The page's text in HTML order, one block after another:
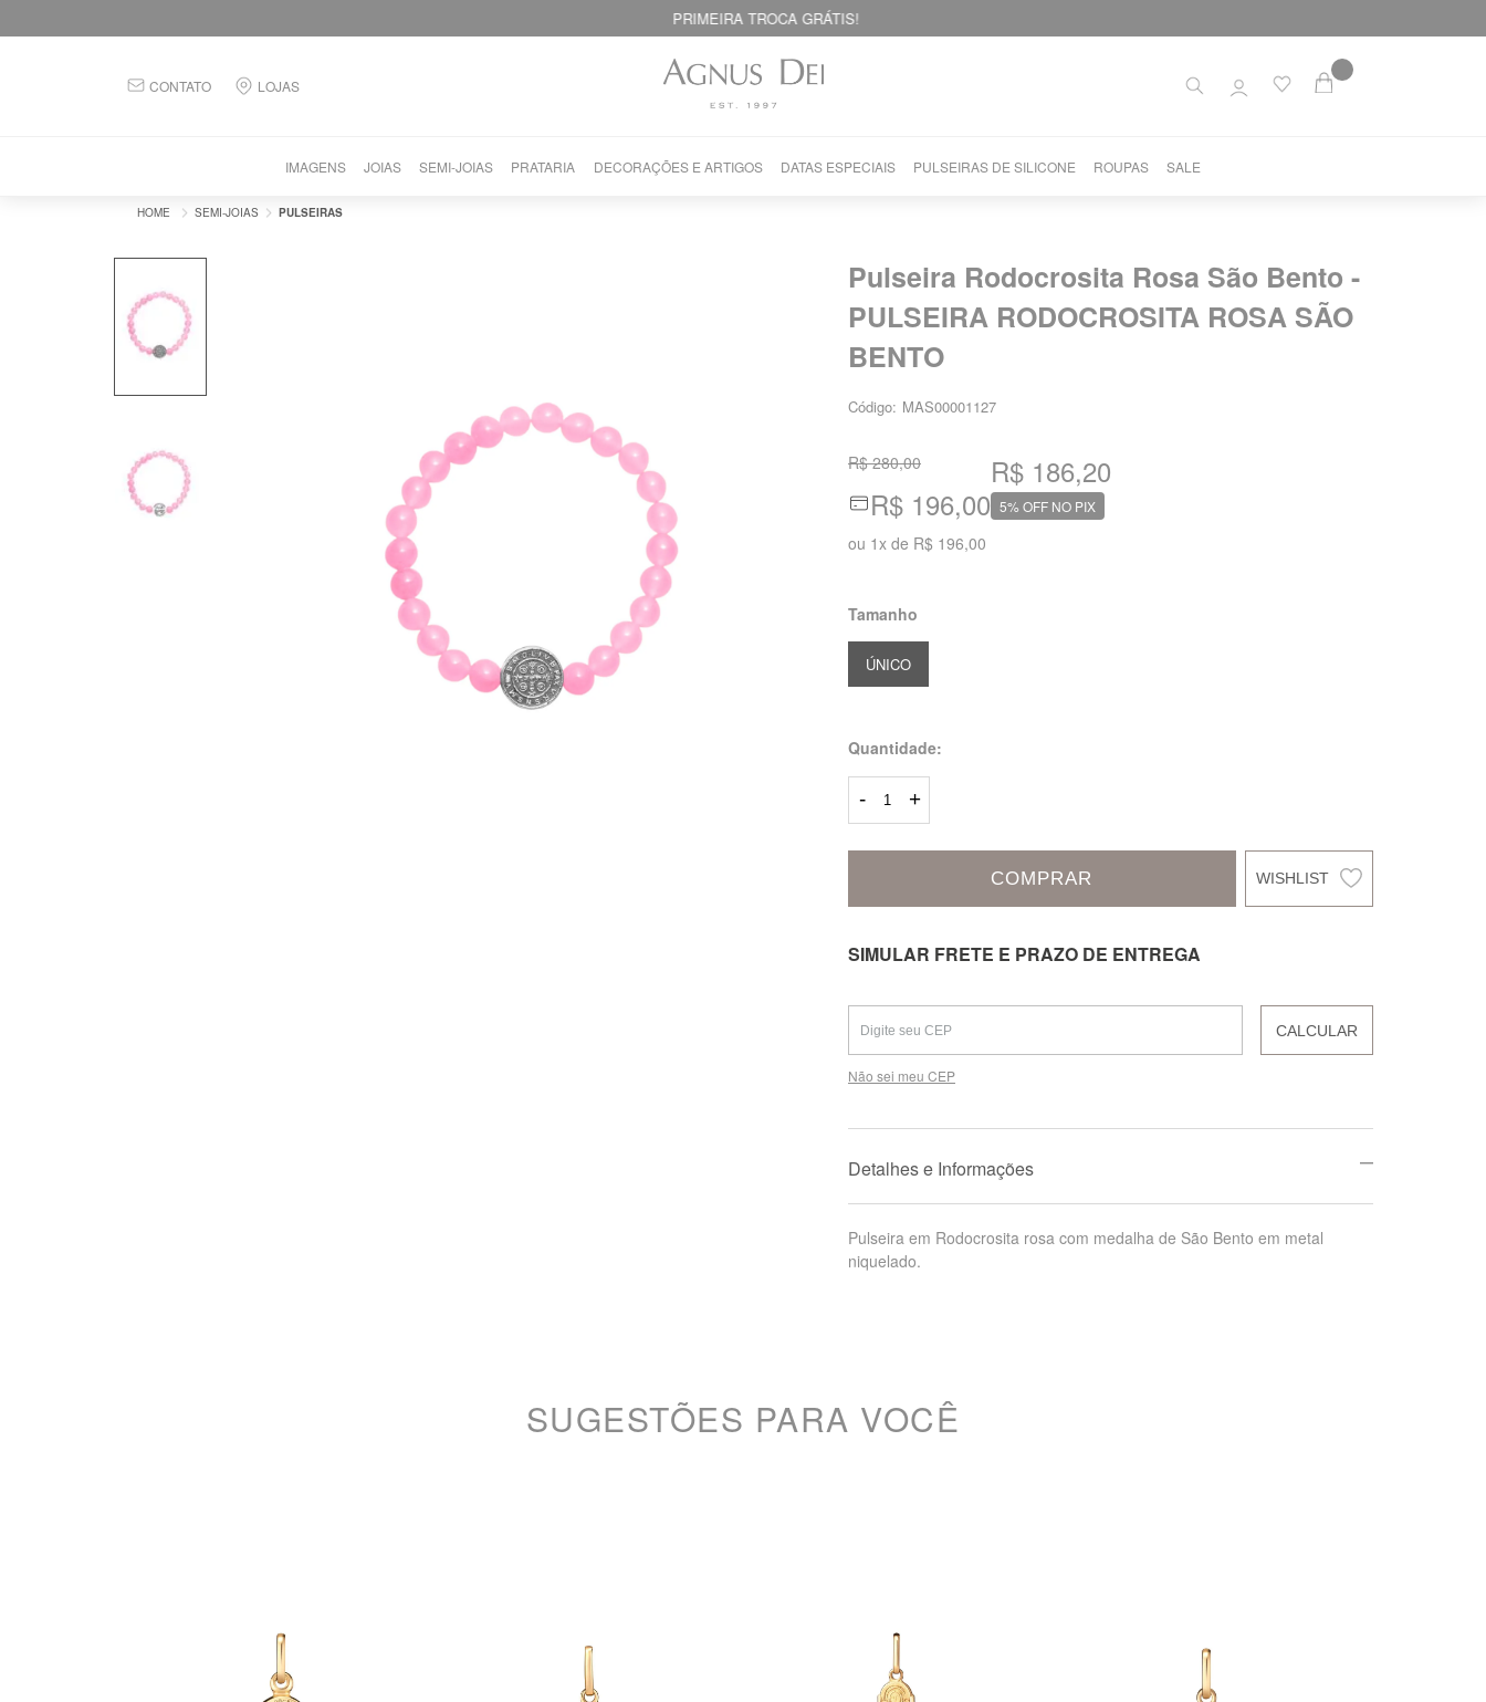
PRIMEIRA TROCA GRÁTIS!
CONTATO LOJAS
IMAGENS JOIAS SEMI-JOIAS PRATARIA DECORAÇÕES E ARTIGOS DATAS ESPECIAIS PULSEIRAS DE SILICONE ROUPAS SALE
SEMI-JOIAS PULSEIRAS
Pulseira Rodocrosita Rosa São Bento -
PULSEIRA RODOCROSITA ROSA SÃO
BENTO
Código: MAS00001127
R$ 280,00
R$ 196,00
ou 1xde R$ 196,00
R$ 186,20
5% OFF NO PIX
Tamanho
ÚNICO
Quantidade:
- +
COMPRAR
SIMULAR FRETE E PRAZO DE ENTREGA
CALCULAR
Não sei meu CEP
Detalhes e Informações
Pulseira em Rodocrosita rosa com medalha de São Bento em metal
niquelado.
SUGESTÕES PARA VOCÊ